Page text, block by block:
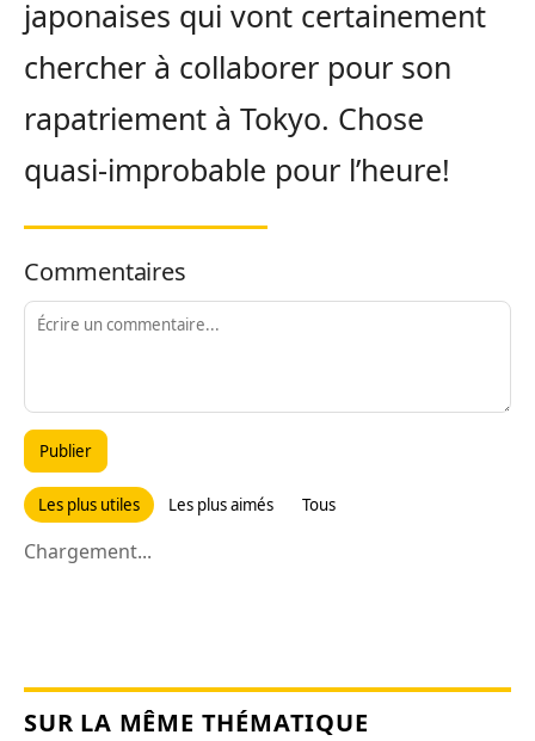
japonaises qui vont certainement
chercher à collaborer pour son
rapatriement à Tokyo. Chose
quasi-improbable pour l’heure!
Commentaires
Publier
Les plus utiles Les plus aimés Tous
Chargement...
SUR LA MÊME THÉMATIQUE